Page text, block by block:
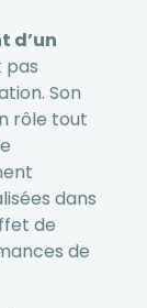
d’un
pas
Son
rôle tout
dans
de
de